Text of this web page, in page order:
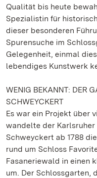
Qualität bis heute
Spezialistin für
dieser besonderen
Spurensuche im
Gelegenheit, einmal
lebendiges Kunstwerk
WENIG BEKANNT: DER
SCHWEYCKERT
Es war ein Projekt über
wandelte der
Schweyckert ab 1788
rund um Schloss
Fasaneriewald in einen
um. Der Schlossgarten,